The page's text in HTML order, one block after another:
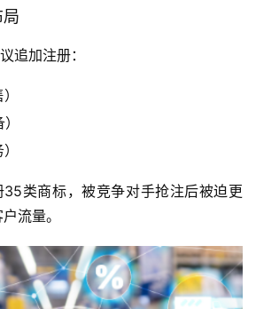
追加注册：
类商标，被竞争对手抢注后被迫更
流量。